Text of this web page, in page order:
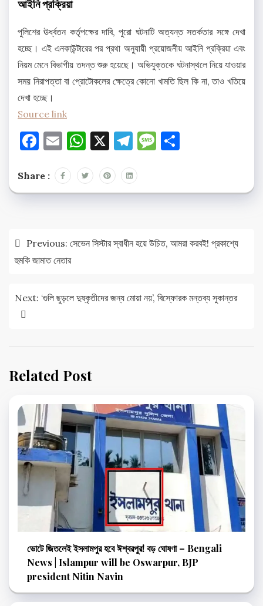
আইনি প্রক্রিয়া
পুলিশের ঊর্ধ্বতন কর্তৃপক্ষের দাবি, পুরো ঘটনাটি অত্যন্ত সতর্কতার সঙ্গে দেখা
হচ্ছে। এই এনকাউন্টারের পর প্রথা অনুযায়ী প্রয়োজনীয় আইনি প্রক্রিয়া এবং
নিয়ম মেনে বিভাগীয় তদন্ত শুরু হয়েছে। অভিযুক্তকে ঘটনাস্থলে নিয়ে যাওয়ার
সময় নিরাপত্তা বা প্রোটোকলের ক্ষেত্রে কোনো খামতি ছিল কি না, তাও খতিয়ে
দেখা হচ্ছে।
Source link
Facebook
EmailWhatsApp
X Telegram
Message
Share :
Post
navigation
Previous: সেভেন সিস্টার স্বাধীন হয়ে উচিত, আমরা করবই! প্রকাশ্যে
হুমকি জামাত নেতার
Next: ‘গুলি ছুড়লে দুষ্কৃতীদের জন্য মোয়া নয়’, বিস্ফোরক মন্তব্য সুকান্তর
Related Post
ভোটে জিতলেই ইসলামপুর হবে ঈশ্বরপুর! বড় ঘোষণা – Bengali
News | Islampur will be Oswarpur, BJP
president Nitin Navin